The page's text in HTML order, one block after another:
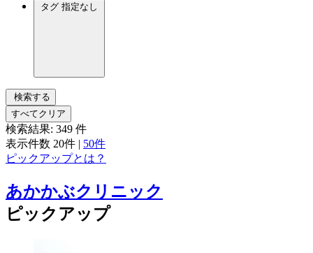
タグ 指定なし
検索する
すべてクリア
検索結果: 349 件
表示件数 20件 | 50件
ピックアップとは？
あかかぶクリニック
ピックアップ